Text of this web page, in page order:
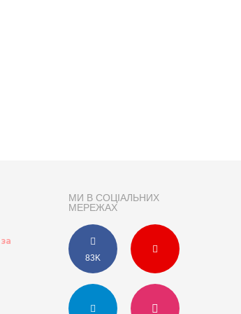
МИ В СОЦІАЛЬНИХ
МЕРЕЖАХ
83K
за